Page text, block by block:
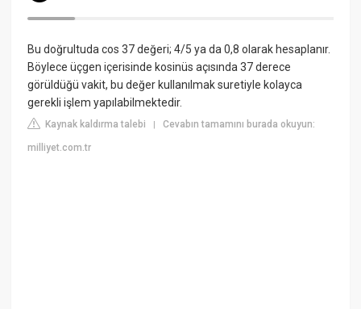
Bu doğrultuda cos 37 değeri; 4/5 ya da 0,8 olarak hesaplanır.
Böylece üçgen içerisinde kosinüs açısında 37 derece
görüldüğü vakit, bu değer kullanılmak suretiyle kolayca
gerekli işlem yapılabilmektedir.
Kaynak kaldırma talebi |Cevabın tamamını burada okuyun:
milliyet.com.tr